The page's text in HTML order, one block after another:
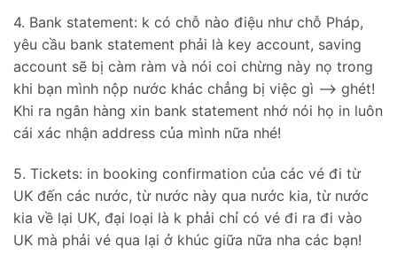
4. Bank statement: k có chỗ nào điệu như chỗ Pháp,
yêu cầu bank statement phải là key account, saving
account sẽ bị càm ràm và nói coi chừng này nọ trong
khi bạn mình nộp nước khác chẳng bị việc gì --> ghét!
Khi ra ngân hàng xin bank statement nhớ nói họ in luôn
cái xác nhận address của mình nữa nhé!
5. Tickets: in booking confirmation của các vé đi từ
UK đến các nước, từ nước này qua nước kia, từ nước
kia về lại UK, đại loại là k phải chỉ có vé đi ra đi vào
UK mà phải vé qua lại ở khúc giữa nữa nha các bạn!